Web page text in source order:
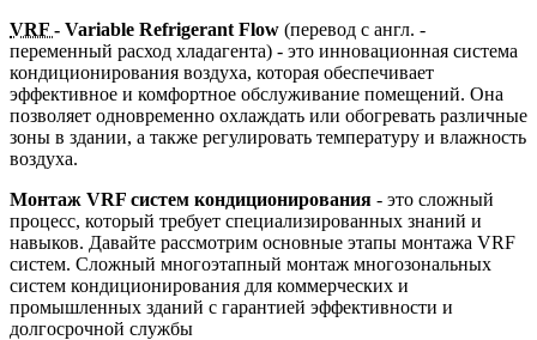
VRF - Variable Refrigerant Flow (перевод с англ. -
переменный расход хладагента) - это инновационная система
кондиционирования воздуха, которая обеспечивает
эффективное и комфортное обслуживание помещений. Она
позволяет одновременно охлаждать или обогревать различные
зоны в здании, а также регулировать температуру и влажность
воздуха.
Монтаж VRF систем кондиционирования - это сложный
процесс, который требует специализированных знаний и
навыков. Давайте рассмотрим основные этапы монтажа VRF
систем. Сложный многоэтапный монтаж многозональных
систем кондиционирования для коммерческих и
промышленных зданий с гарантией эффективности и
долгосрочной службы